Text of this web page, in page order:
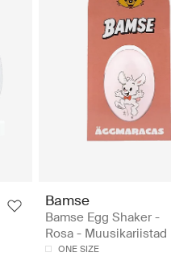
Bamse
Bamse Egg Shaker -
Rosa - Muusikariistad
ONE SIZE